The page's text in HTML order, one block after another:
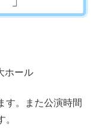
ホール
す。また公演時間